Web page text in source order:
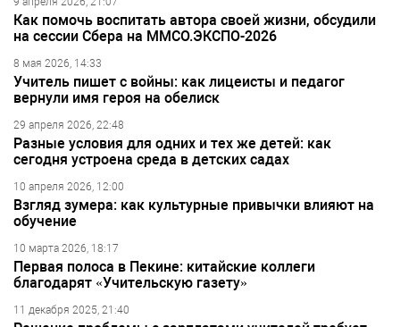
Как помочь воспитать автора своей жизни, обсудили
на сессии Сбера на ММСО.ЭКСПО-2026
8 мая 2026, 14:33
Учитель пишет с войны: как лицеисты и педагог
вернули имя героя на обелиск
29 апреля 2026, 22:48
Разные условия для одних и тех же детей: как
сегодня устроена среда в детских садах
10 апреля 2026, 12:00
Взгляд зумера: как культурные привычки влияют на
обучение
10 марта 2026, 18:17
Первая полоса в Пекине: китайские коллеги
благодарят «Учительскую газету»
11 декабря 2025, 21:40